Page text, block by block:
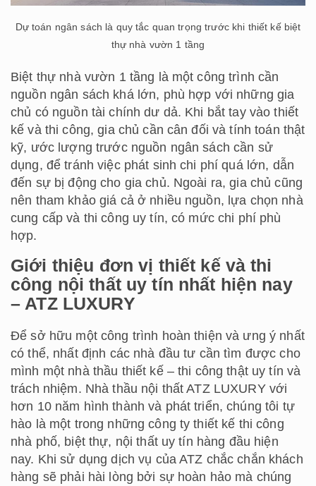
Dự toán ngân sách là quy tắc quan trọng trước khi thiết kế biệt
thự nhà vườn 1 tầng
Biệt thự nhà vườn 1 tầng là một công trình cần
nguồn ngân sách khá lớn, phù hợp với những gia
chủ có nguồn tài chính dư dả. Khi bắt tay vào thiết
kế và thi công, gia chủ cần cân đối và tính toán thật
kỹ, ước lượng trước nguồn ngân sách cần sử
dụng, để tránh việc phát sinh chi phí quá lớn, dẫn
đến sự bị động cho gia chủ. Ngoài ra, gia chủ cũng
nên tham khảo giá cả ở nhiều nguồn, lựa chọn nhà
cung cấp và thi công uy tín, có mức chi phí phù
hợp.
Giới thiệu đơn vị thiết kế và thi
công nội thất uy tín nhất hiện nay
– ATZ LUXURY
Để sở hữu một công trình hoàn thiện và ưng ý nhất
có thể, nhất định các nhà đầu tư cần tìm được cho
mình một nhà thầu thiết kế – thi công thật uy tín và
trách nhiệm. Nhà thầu nội thất ATZ LUXURY với
hơn 10 năm hình thành và phát triển, chúng tôi tự
hào là một trong những công ty thiết kế thi công
nhà phố, biệt thự, nội thất uy tín hàng đầu hiện
nay. Khi sử dụng dịch vụ của ATZ chắc chắn khách
hàng sẽ phải hài lòng bởi sự hoàn hảo mà chúng